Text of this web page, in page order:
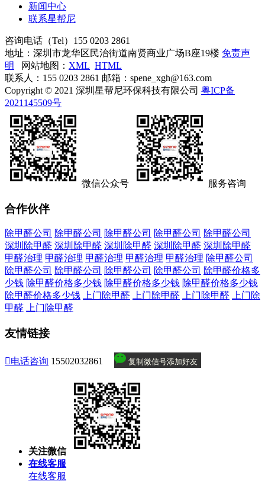
新闻中心
联系星帮尼
咨询电话（Tel） 155 0203 2861
地址：深圳市龙华区民治街道南贤商业广场B座19楼 免责声
明
网站地图： XML HTML
联系人：155 0203 2861 邮箱：spene_xgh@163.com
Copyright © 2021 深圳星帮尼环保科技有限公司 粤ICP备
2021145509号
微信公众号 服务咨询
合作伙伴
除甲醛公司 除甲醛公司 除甲醛公司 除甲醛公司 除甲醛公司
深圳除甲醛 深圳除甲醛 深圳除甲醛 深圳除甲醛 深圳除甲醛
甲醛治理 甲醛治理 甲醛治理 甲醛治理 甲醛治理 除甲醛公司
除甲醛公司 除甲醛公司 除甲醛公司 除甲醛公司 除甲醛价格多
少钱 除甲醛价格多少钱 除甲醛价格多少钱 除甲醛价格多少钱
除甲醛价格多少钱
上门除甲醛 上门除甲醛 上门除甲醛
上门除
甲醛
上门除甲醛
友情链接
电话咨询 15502032861 复制微信号添加好友
关注微信
在线客服
在线客服